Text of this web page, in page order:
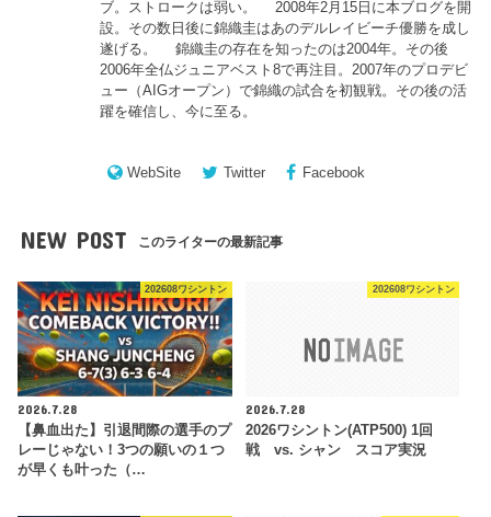
ブ。ストロークは弱い。 2008年2月15日に本ブログを開
設。その数日後に錦織圭はあのデルレイビーチ優勝を成し
遂げる。 錦織圭の存在を知ったのは2004年。その後
2006年全仏ジュニアベスト8で再注目。2007年のプロデビ
ュー（AIGオープン）で錦織の試合を初観戦。その後の活
躍を確信し、今に至る。
WebSite Twitter Facebook
NEW POST このライターの最新記事
202608ワシントン
2026.7.28
【鼻血出た】引退間際の選手のプ
レーじゃない！3つの願いの１つ
が早くも叶った（…
202608ワシントン
2026.7.28
2026ワシントン(ATP500) 1回
戦 vs. シャン スコア実況